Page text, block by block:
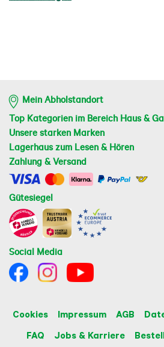
Mein Abholstandort
Top Kategorien im Bereich Haus &
Unsere starken Marken
Lagerhaus zum Lesen & Hören
Zahlung & Versand
Gütesiegel
Social Media
Cookies Impressum AGB
FAQ
Jobs & Karriere